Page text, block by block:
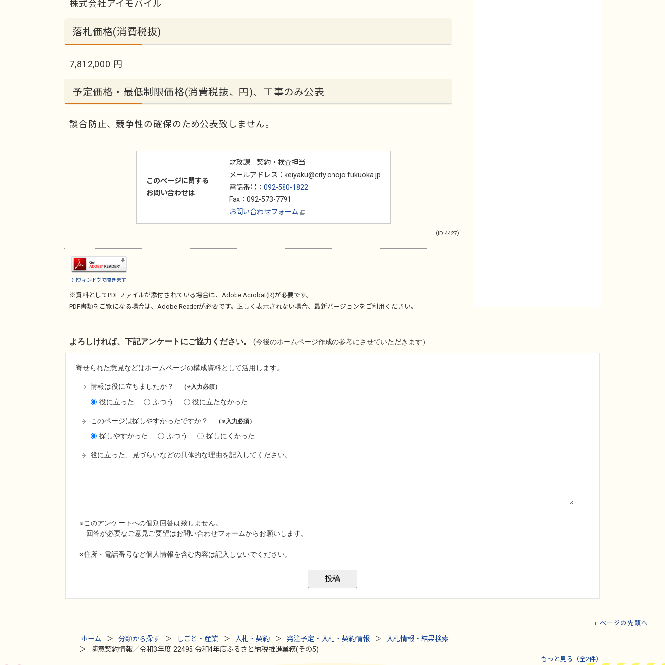
株式会社アイモバイル
落札価格(消費税抜)
7,812,000 円
予定価格・最低制限価格(消費税抜、円)、工事のみ公表
談合防止、競争性の確保のため公表致しません。
このページに関する
お問い合わせは
財政課 契約・検査担当
メールアドレス：keiyaku@city.onojo.fukuoka.jp
電話番号： 092-580-1822
Fax：092-573-7791
お問い合わせフォーム
（ID:4427）
別ウィンドウで開きます
※資料としてPDFファイルが添付されている場合は、 Adobe Acrobat(R)が必要です。
PDF書類をご覧になる場合は、 Adobe Readerが必要です。正しく表示されない場合、最新バージョンをご利用ください。
ページの先頭へ
ホーム 分類から探す しごと・産業 入札・契約 発注予定・入札・契約情報
入札情報・結果検索
随意契約情報／令和3年度 22495 令和4年度ふるさと納税推進業務(その5)
もっと見る（全2件）